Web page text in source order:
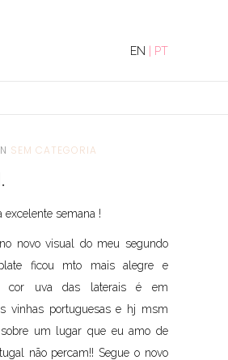
EN PT
SEM CATEGORIA
excelente semana !
novo visual do meu segundo
ficou mto mais alegre e
cor uva das laterais é em
vinhas portuguesas e hj msm
um lugar que eu amo de
não percam!! Segue o novo